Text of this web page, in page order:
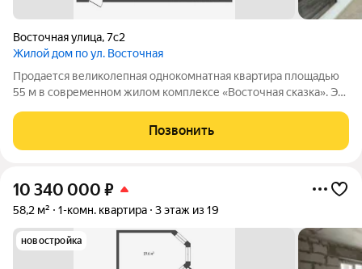
Восточная улица,7с2
Жилой дом по ул. Восточная
Продается великолепная однокомнатная квартира площадью
55 м в современном жилом комплексе «Восточная сказка». Эта
кирпично-монолитного дома, который уже построен и готов к
заселению. Квартира
Позвонить
10 340 000 ₽
58,2 м² 1-комн. квартира 3 этаж из 19
новостройка